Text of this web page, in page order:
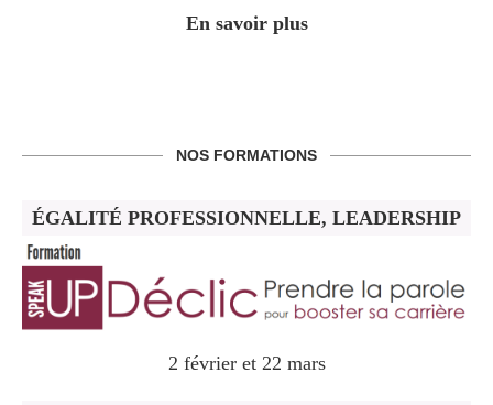
En savoir plus
NOS FORMATIONS
ÉGALITÉ PROFESSIONNELLE, LEADERSHIP
2 février et 22 mars